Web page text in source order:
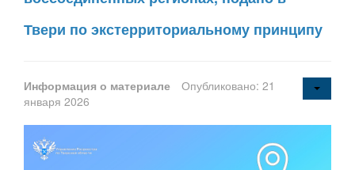
Твери по экстерриториальному принципу
Информация о материале
Опубликовано: 21
января 2026